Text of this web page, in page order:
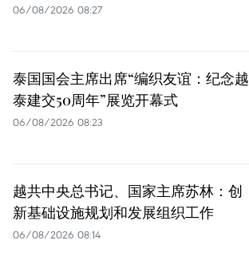
06/08/2026 08:27
泰国国会主席出席“编织友谊：纪念越
泰建交50周年”展览开幕式
06/08/2026 08:23
越共中央总书记、国家主席苏林：创
新基础设施规划和发展组织工作
06/08/2026 08:14